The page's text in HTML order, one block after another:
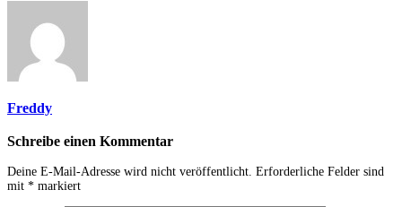
Freddy
Schreibe einen Kommentar
Deine E-Mail-Adresse wird nicht veröffentlicht. Erforderliche Felder sind
mit * markiert